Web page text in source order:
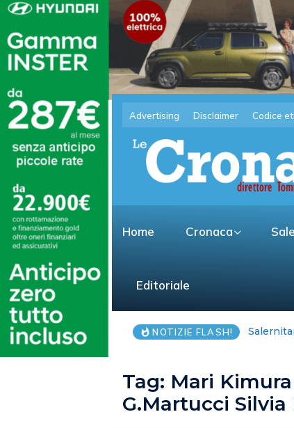
Advertising Disclaimer Codice
Home Cronaca
Editoriale
NOTIZIE FLASH! Salute,
Tag: Mari
G.Martucci